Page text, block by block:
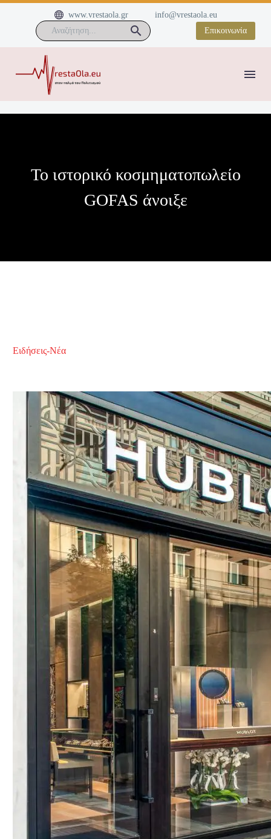

 www.vrestaola.gr
info@vrestaola.eu
Επικοινωνία
Το ιστορικό κοσμηματοπωλείο
GOFAS άνοιξε
Ειδήσεις-Νέα